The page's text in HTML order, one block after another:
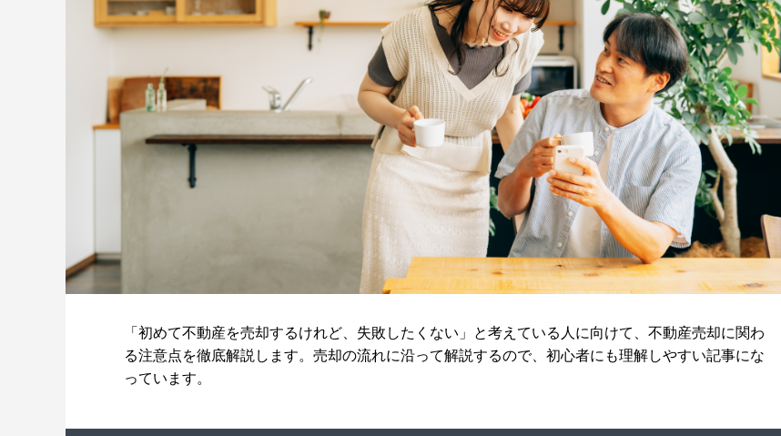
「初めて不動産を売却するけれど、失敗したくない」と考えている人に向けて、不動産売却に関わ
る注意点を徹底解説します。売却の流れに沿って解説するので、初心者にも理解しやすい記事にな
っています。